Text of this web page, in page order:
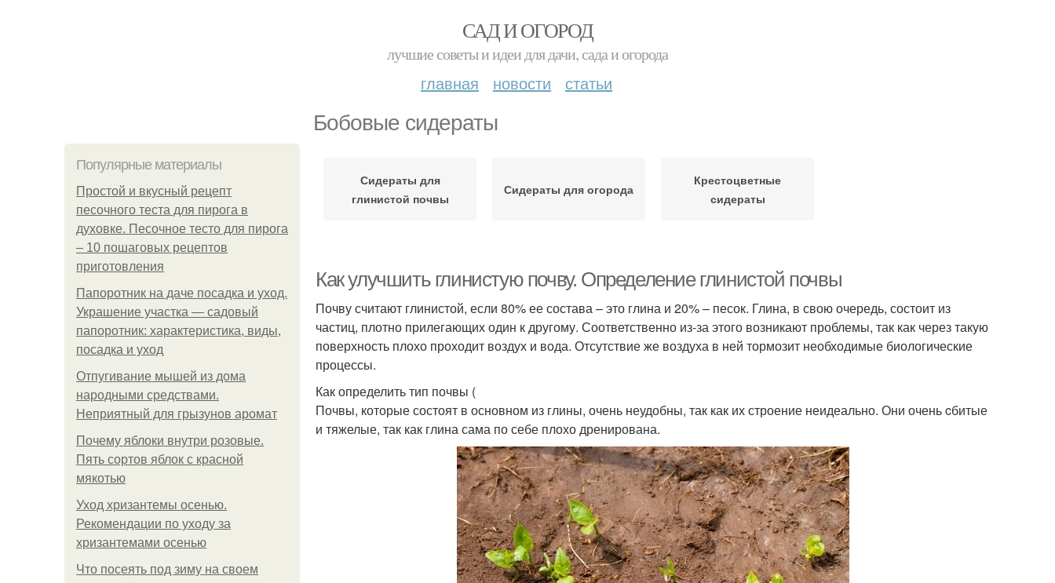
САД И ОГОРОД
лучшие советы и идеи для дачи, сада и огорода
главная новости статьи
Бобовые сидераты
Популярные материалы
Простой и вкусный рецепт
песочного теста для пирога в
духовке. Песочное тесто для пирога
– 10 пошаговых рецептов
приготовления
Папоротник на даче посадка и уход.
Украшение участка — садовый
папоротник: характеристика, виды,
посадка и уход
Отпугивание мышей из дома
народными средствами.
Неприятный для грызунов аромат
Почему яблоки внутри розовые.
Пять сортов яблок с красной
мякотью
Уход хризантемы осенью.
Рекомендации по уходу за
хризантемами осенью
Что посеять под зиму на своем
Сидераты для
глинистой почвы
Сидераты для огорода
Крестоцветные
сидераты
Как улучшить глинистую почву. Определение глинистой почвы
Почву считают глинистой, если 80% ее состава – это глина и 20% – песок. Глина, в свою очередь, состоит из
частиц, плотно прилегающих один к другому. Соответственно из-за этого возникают проблемы, так как через такую
поверхность плохо проходит воздух и вода. Отсутствие же воздуха в ней тормозит необходимые биологические
процессы.
Как определить тип почвы (
Почвы, которые состоят в основном из глины, очень неудобны, так как их строение неидеально. Они очень cбитые
и тяжелые, так как глина сама по себе плохо дренирована.